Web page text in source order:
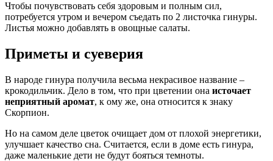
Чтобы почувствовать себя здоровым и полным сил,
потребуется утром и вечером съедать по 2 листочка гинуры.
Листья можно добавлять в овощные салаты.
Приметы и суеверия
В народе гинура получила весьма некрасивое название –
крокодильчик. Дело в том, что при цветении она источает
неприятный аромат, к ому же, она относится к знаку
Скорпион.
Но на самом деле цветок очищает дом от плохой энергетики,
улучшает качество сна. Считается, если в доме есть гинура,
даже маленькие дети не будут бояться темноты.